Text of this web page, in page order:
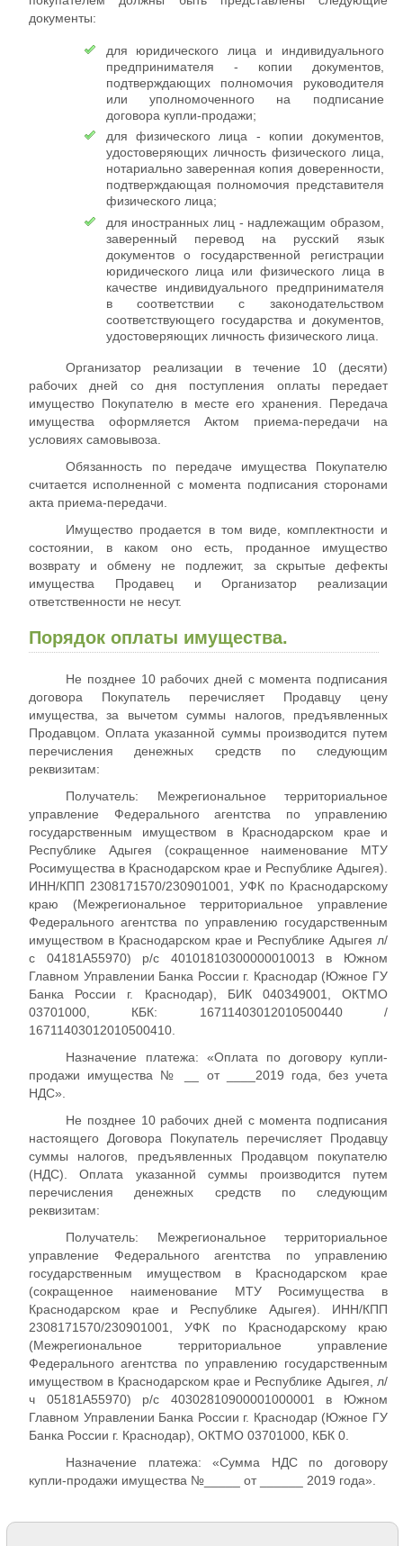
документы:
для юридического лица и индивидуального
предпринимателя - копии документов,
подтверждающих полномочия руководителя
или уполномоченного на подписание
договора купли-продажи;
для физического лица - копии документов,
удостоверяющих личность физического лица,
нотариально заверенная копия доверенности,
подтверждающая полномочия представителя
физического лица;
для иностранных лиц - надлежащим образом,
заверенный перевод на русский язык
документов о государственной регистрации
юридического лица или физического лица в
качестве индивидуального предпринимателя
в соответствии с законодательством
соответствующего государства и документов,
удостоверяющих личность физического лица.
Организатор реализации в течение 10 (десяти)
рабочих дней со дня поступления оплаты передает
имущество Покупателю в месте его хранения. Передача
имущества оформляется Актом приема-передачи на
условиях самовывоза.
Обязанность по передаче имущества Покупателю
считается исполненной с момента подписания сторонами
акта приема-передачи.
Имущество продается в том виде, комплектности и
состоянии, в каком оно есть, проданное имущество
возврату и обмену не подлежит, за скрытые дефекты
имущества Продавец и Организатор реализации
ответственности не несут.
Порядок оплаты имущества.
Не позднее 10 рабочих дней с момента подписания
договора Покупатель перечисляет Продавцу цену
имущества, за вычетом суммы налогов, предъявленных
Продавцом. Оплата указанной суммы производится путем
перечисления денежных средств по следующим
реквизитам:
Получатель: Межрегиональное территориальное
управление Федерального агентства по управлению
государственным имуществом в Краснодарском крае и
Республике Адыгея (сокращенное наименование МТУ
Росимущества в Краснодарском крае и Республике Адыгея).
ИНН/КПП 2308171570/230901001, УФК по Краснодарскому
краю (Межрегиональное территориальное управление
Федерального агентства по управлению государственным
имуществом в Краснодарском крае и Республике Адыгея л/
с 04181А55970) р/с 40101810300000010013 в Южном
Главном Управлении Банка России г. Краснодар (Южное ГУ
Банка России г. Краснодар), БИК 040349001, ОКТМО
03701000, КБК: 16711403012010500440 /
16711403012010500410.
Назначение платежа: «Оплата по договору купли-
продажи имущества № __ от ____2019 года, без учета
НДС».
Не позднее 10 рабочих дней с момента подписания
настоящего Договора Покупатель перечисляет Продавцу
суммы налогов, предъявленных Продавцом покупателю
(НДС). Оплата указанной суммы производится путем
перечисления денежных средств по следующим
реквизитам:
Получатель: Межрегиональное территориальное
управление Федерального агентства по управлению
государственным имуществом в Краснодарском крае
(сокращенное наименование МТУ Росимущества в
Краснодарском крае и Республике Адыгея). ИНН/КПП
2308171570/230901001, УФК по Краснодарскому краю
(Межрегиональное территориальное управление
Федерального агентства по управлению государственным
имуществом в Краснодарском крае и Республике Адыгея, л/
ч 05181А55970) р/с 40302810900001000001 в Южном
Главном Управлении Банка России г. Краснодар (Южное ГУ
Банка России г. Краснодар), ОКТМО 03701000, КБК 0.
Назначение платежа: «Сумма НДС по договору
купли-продажи имущества №_____ от ______ 2019 года».